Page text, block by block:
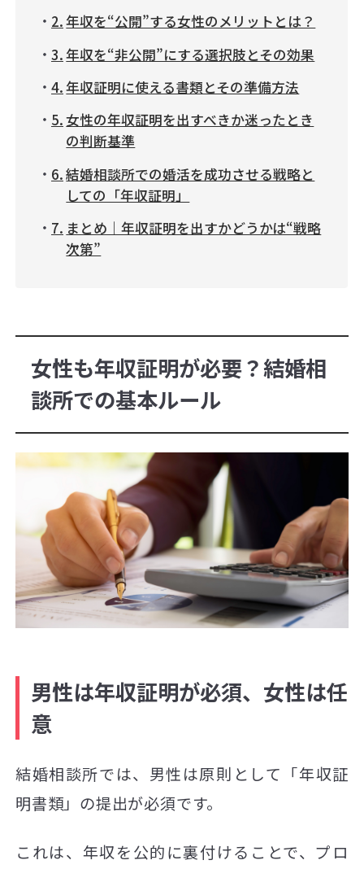
年収を“公開”する女性のメリットとは？
年収を“非公開”にする選択肢とその効果
年収証明に使える書類とその準備方法
女性の年収証明を出すべきか迷ったとき
の判断基準
結婚相談所での婚活を成功させる戦略と
しての「年収証明」
まとめ｜年収証明を出すかどうかは“戦略
次第”
女性も年収証明が必要？結婚相
談所での基本ルール
男性は年収証明が必須、女性は任
意
結婚相談所では、男性は原則として「年収証
明書類」の提出が必須です。
これは、年収を公的に裏付けることで、プロ